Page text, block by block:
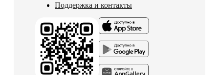
Поддержка и контакты